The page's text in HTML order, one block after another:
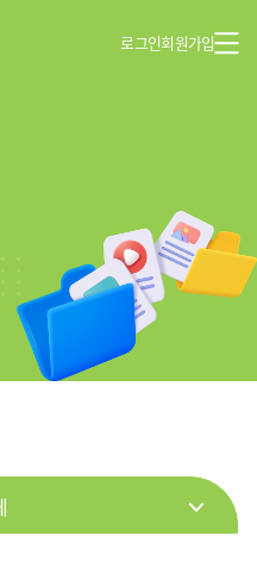
로그인회원가입